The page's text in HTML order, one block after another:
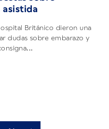
asistida
Británico dieron una
dudas sobre embarazo y